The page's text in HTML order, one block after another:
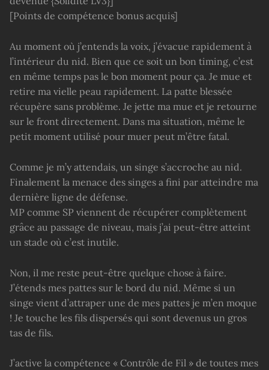
[Points de compétence bonus acquis]
Au moment où j’entends la voix, j’évacue rapidement à
l’intérieur du nid. Bien que ce soit un bon timing, c’est
en même temps pas le bon moment pour ça. Je mue et
retire ma vielle peau rapidement. La patte blessée
récupère sans problème. Je jette ma mue et je retourne
sur le front directement. Dans ma situation, même le
petit moment utilisé pour muer peut m’être fatal.
Comme je m’y attendais, un singe s’accroche au nid.
Finalement la menace des singes a fini par atteindre ma
dernière ligne de défense.
MP comme SP viennent de récupérer complètement
grâce au passage de niveau, mais j’ai peut-être atteint
un stade où c’est inutile.
Non, il me reste peut-être quelque chose à faire.
J’étends mes pattes sur le bord du nid. Même si un
singe vient d’attraper une de mes pattes je m’en moque
! Je touche les fils dispersés qui sont devenus un gros
tas de fils.
J’active la compétence « Contrôle de Fil » de toutes mes